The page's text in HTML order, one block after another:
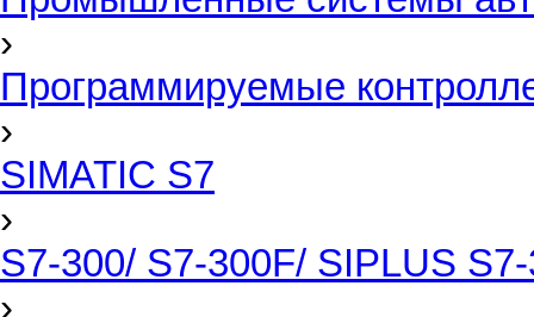
›
Программируемые
›
SIMATIC S7
›
S7-300/ S7-300F/ SIPLUS
›